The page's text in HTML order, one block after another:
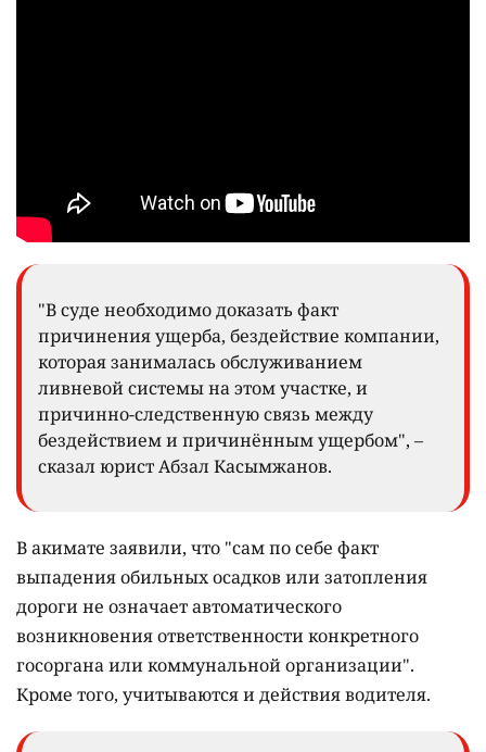
"В суде необходимо доказать факт
причинения ущерба, бездействие компании,
которая занималась обслуживанием
ливневой системы на этом участке, и
причинно-следственную связь между
бездействием и причинённым ущербом", –
сказал юрист Абзал Касымжанов.
В акимате заявили, что "сам по себе факт
выпадения обильных осадков или затопления
дороги не означает автоматического
возникновения ответственности конкретного
госоргана или коммунальной организации".
Кроме того, учитываются и действия водителя.